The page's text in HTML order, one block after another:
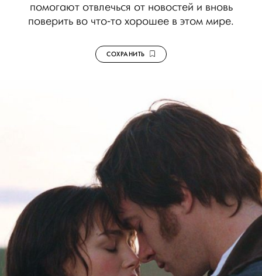
помогают отвлечься от новостей и вновь
поверить во что-то хорошее в этом мире.
СОХРАНИТЬ